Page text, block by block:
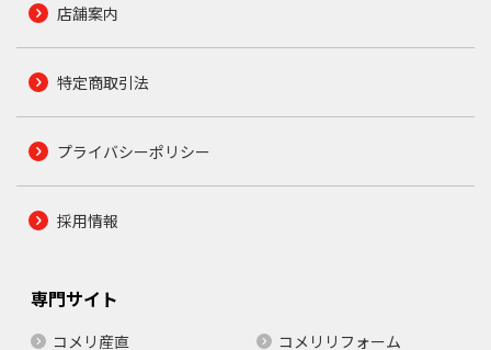
店舗案内
特定商取引法
プライバシーポリシー
採用情報
専門サイト
コメリ産直 コメリリフォーム